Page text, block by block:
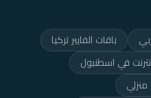
باقات الفايبر تركيا
في اسطنبول
منزلي